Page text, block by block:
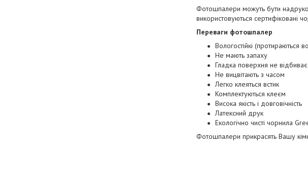
Фотошпалери можуть бути
використовуються сертифіковані
Переваги фотошпалер
Вологостійкі (протираються
Не мають запаху
Гладка поверхня не відбиває
Не вицвітають з часом
Легко клеяться встик
Комплектуються клеєм
Висока якість і довговічність
Латексний друк
Екологічно чисті чорнила
Фотошпалери прикрасять Вашу